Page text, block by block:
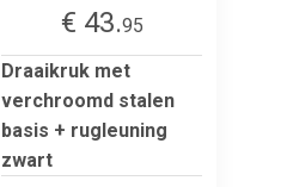
€ 43.95
Draaikruk met
verchroomd stalen
basis + rugleuning
zwart